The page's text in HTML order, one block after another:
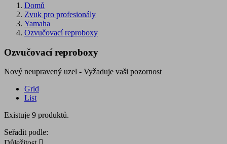
Domů
Zvuk pro profesionály
Yamaha
Ozvučovací reproboxy
Ozvučovací reproboxy
Nový neupravený uzel - Vyžaduje vaši pozornost
Grid
List
Existuje 9 produktů.
Seřadit podle: